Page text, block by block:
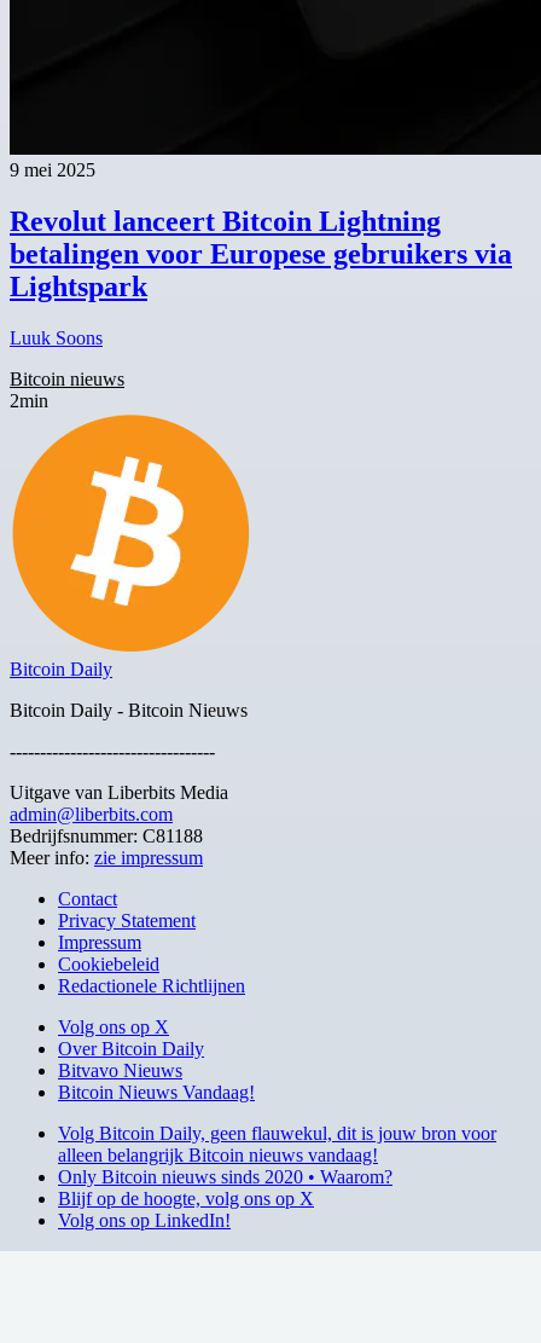
9 mei 2025
Revolut lanceert Bitcoin Lightning
betalingen voor Europese gebruikers via
Lightspark
Luuk Soons
Bitcoin nieuws
2min
Bitcoin Daily
Bitcoin Daily - Bitcoin Nieuws
----------------------------------
Uitgave van Liberbits Media
admin@liberbits.com
Bedrijfsnummer: C81188
Meer info: zie impressum
Contact
Privacy Statement
Impressum
Cookiebeleid
Redactionele Richtlijnen
Volg ons op X
Over Bitcoin Daily
Bitvavo Nieuws
Bitcoin Nieuws Vandaag!
Volg Bitcoin Daily, geen flauwekul, dit is jouw bron voor
alleen belangrijk Bitcoin nieuws vandaag!
Only Bitcoin nieuws sinds 2020 • Waarom?
Blijf op de hoogte, volg ons op X
Volg ons op LinkedIn!